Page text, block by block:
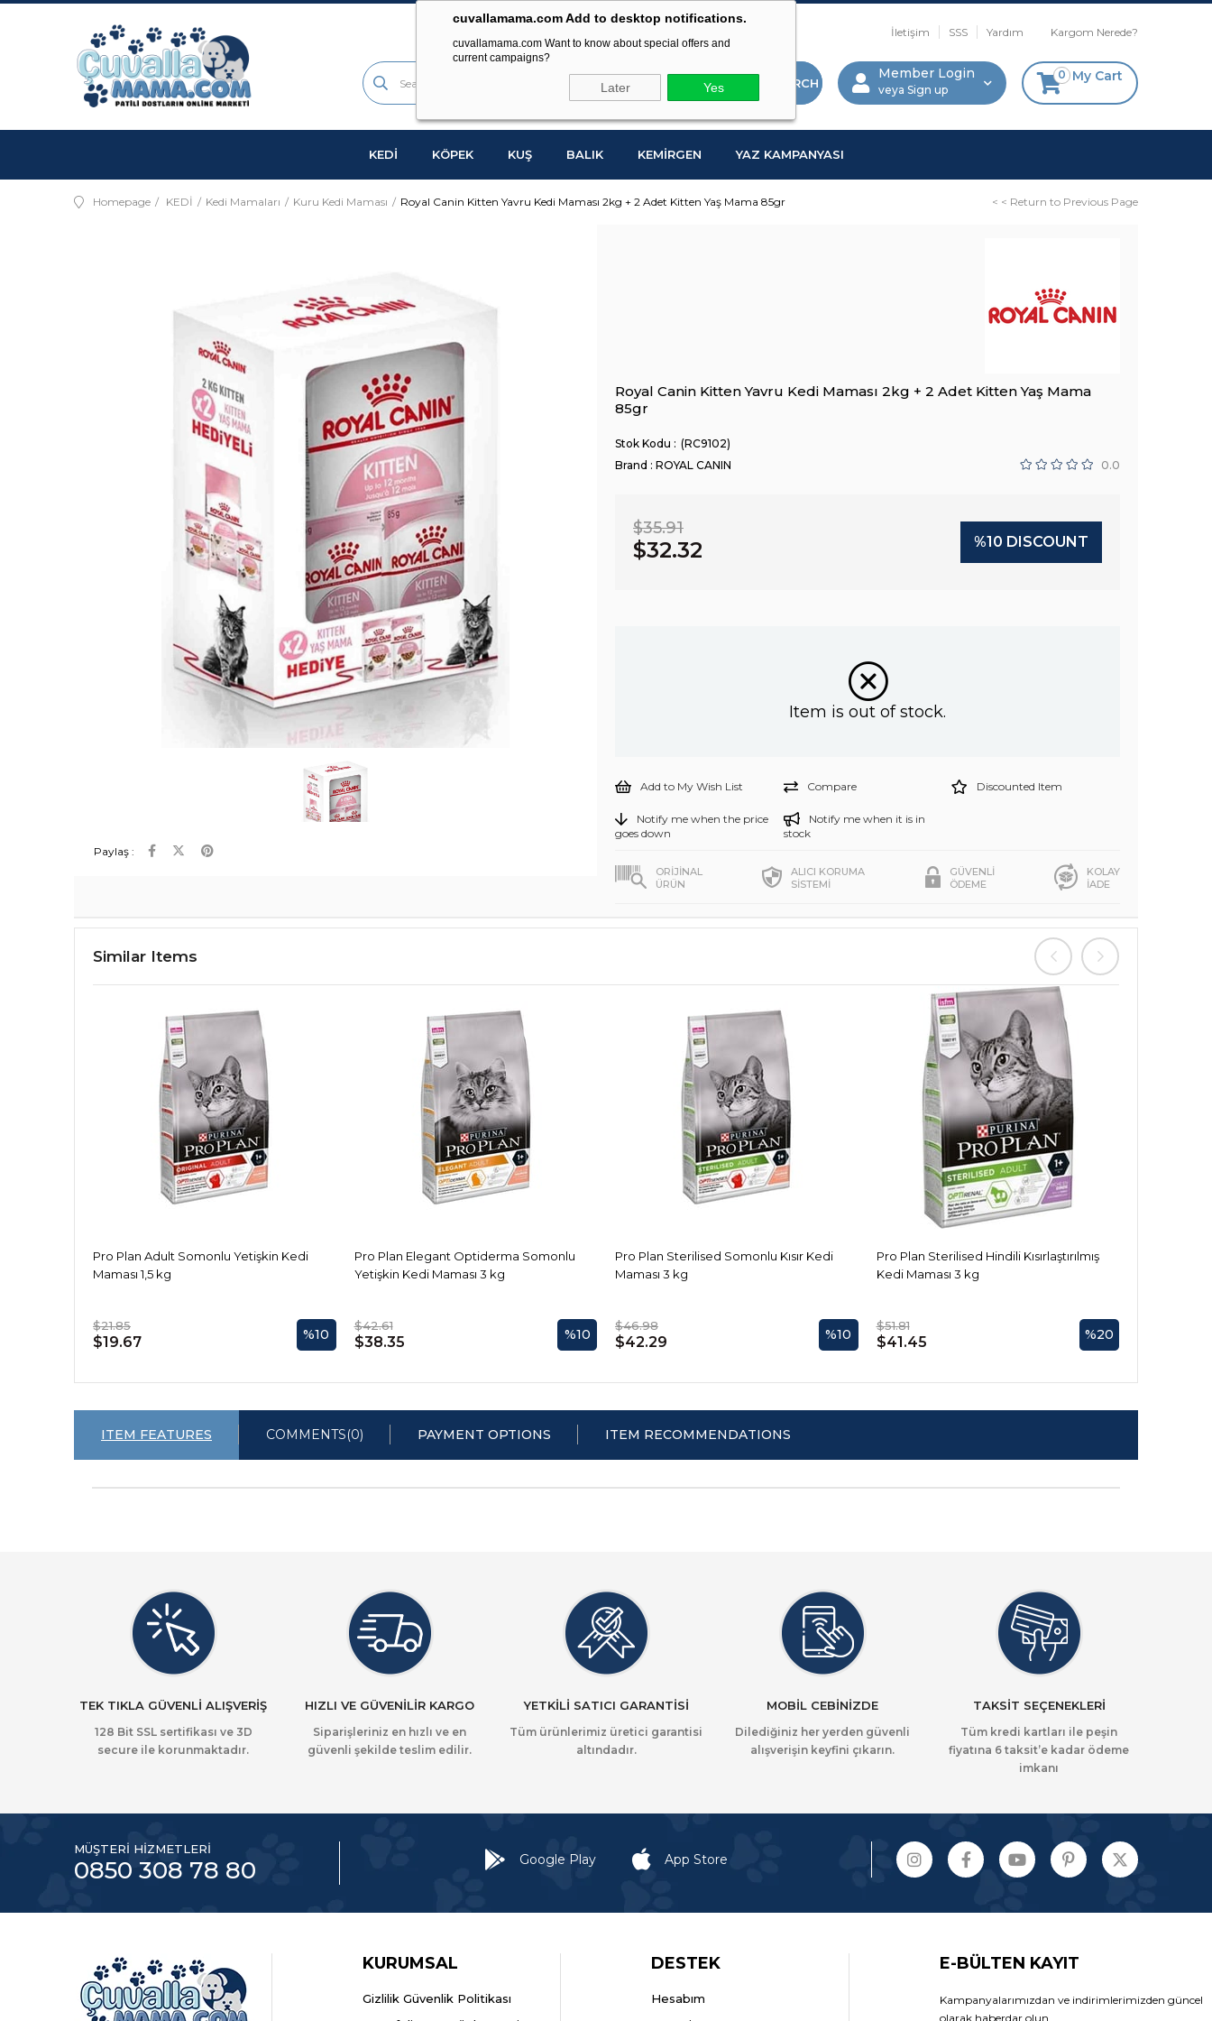
cuvallamama.com Add to desktop notifications.
cuvallamama.com Want to know about special offers and
current campaigns?
Later Yes
İletişim SSS Yardım Kargom Nerede?
My Cart
0
Member Login
Sign up
KEDİ KÖPEK KUŞ BALIK KEMİRGEN YAZ KAMPANYASI
Homepage KEDİ Kedi Mamaları Kuru Kedi Maması Royal Canin Kitten Yavru Kedi Maması 2kg + 2 Adet Kitten Yaş Mama 85gr < < Return to Previous Page
Paylaş :
Royal Canin Kitten Yavru Kedi Maması 2kg + 2 Adet Kitten Yaş Mama
85gr
(RC9102)
Brand : ROYAL CANIN 0.0
$35.91
$32.32 %10 DISCOUNT
Item is out of stock.
Add to My Wish List Compare Discounted Item
Notify me when the price
goes down
Notify me when it is in
stock
ORİJİNAL
ÜRÜN
ALICI KORUMA
SİSTEMİ
GÜVENLİ
ÖDEME
KOLAY
İADE
Similar Items
Pro Plan Adult Somonlu Yetişkin Kedi
Maması 1,5 kg
$21.85
$19.67 %10
Pro Plan Elegant Optiderma Somonlu
Yetişkin Kedi Maması 3 kg
$42.61
$38.35 %10
Pro Plan Sterilised Somonlu Kısır Kedi
Maması 3 kg
$46.98
$42.29 %10
Pro Plan Sterilised Hindili Kısırlaştırılmış
Kedi Maması 3 kg
$51.81
$41.45 %20
ITEM FEATURES COMMENTS(0) PAYMENT OPTIONS ITEM RECOMMENDATIONS
TEK TIKLA GÜVENLİ ALIŞVERİŞ
128 Bit SSL sertifikası ve 3D
secure ile korunmaktadır.
HIZLI VE GÜVENİLİR KARGO
Siparişleriniz en hızlı ve en
güvenli şekilde teslim edilir.
YETKİLİ SATICI GARANTİSİ
Tüm ürünlerimiz üretici garantisi
altındadır.
MOBİL CEBİNİZDE
Dilediğiniz her yerden güvenli
alışverişin keyfini çıkarın.
TAKSİT SEÇENEKLERİ
Tüm kredi kartları ile peşin
fiyatına 6 taksit’e kadar ödeme
imkanı
MÜŞTERİ HİZMETLERİ
0850 308 78 80 Google Play App Store
KURUMSAL
Gizlilik Güvenlik Politikası
DESTEK
Hesabım
E-BÜLTEN KAYIT
Kampanyalarımızdan ve indirimlerimizden güncel
olarak haberdar olun.